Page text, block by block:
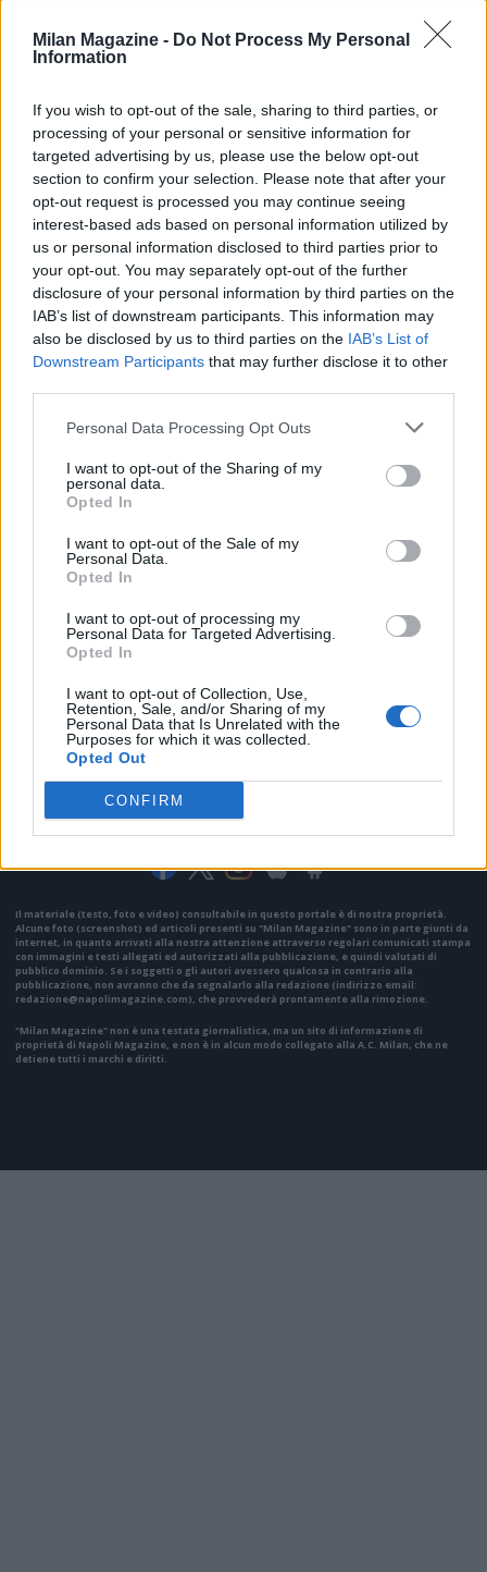
Milan Magazine - Do Not Process My Personal
Information
If you wish to opt-out of the sale, sharing to third parties, or
processing of your personal or sensitive information for
targeted advertising by us, please use the below opt-out
section to confirm your selection. Please note that after your
opt-out request is processed you may continue seeing
interest-based ads based on personal information utilized by
us or personal information disclosed to third parties prior to
your opt-out. You may separately opt-out of the further
disclosure of your personal information by third parties on the
IAB’s list of downstream participants. This information may
also be disclosed by us to third parties on the IAB’s List of
Downstream Participants that may further disclose it to other
Personal Data Processing Opt Outs
I want to opt-out of the Sharing of my
personal data.
Opted In
I want to opt-out of the Sale of my
Personal Data.
Opted In
I want to opt-out of processing my
Personal Data for Targeted Advertising.
Opted In
I want to opt-out of Collection, Use,
Retention, Sale, and/or Sharing of my
Personal Data that Is Unrelated with the
Purposes for which it was collected.
Opted Out
CONFIRM
vinto 2 campionati portoghesi (nelle stagioni 2020/2021 e
2023/2024) e la supercoppa lusitana nel 2022. Il Milan
Come vi abbiamo raccontato, i rossoneri avevano manifestato
il loro interesse per Ralf Rangnick, un profilo d'esperienza per
l'assetto dirigenziale. L'attuale ct dell'Austria ha, tuttavia,
deciso di rinnovare con la nazionale fino al 2028, declinando di
fatto la proposta del Milan. A seguito del prolungamento del
contratto, l'allenatore ha raccontato in conferenza stampa la
situazione con i rossoneri. "C’è stato un primo contatto e si
sono tenuti dei colloqui. Tuttavia non c'era chiarezza" ha detto
Rangnick. E per la panchina? Dal Portogallo, l'indiziato
principale è Amorim. Come vi abbiamo raccontato, i rossoneri
non hanno inserito in lista solo l'ex United. Il club, infatti, ha
valutato Oliver Glasner - reduce dall'esperienza al Crystal
Palace - e Matthias Jaissle dell'Al-Alhi
Fonte: Gianlucadimarzio.com
VAI ALLA VERSIONE CLASSICA
Il materiale (testo, foto e video) consultabile in questo portale è di nostra proprietà.
Alcune foto (screenshot) ed articoli presenti su "Milan Magazine" sono in parte giunti da
internet, in quanto arrivati alla nostra attenzione attraverso regolari comunicati stampa
con immagini e testi allegati ed autorizzati alla pubblicazione, e quindi valutati di
pubblico dominio. Se i soggetti o gli autori avessero qualcosa in contrario alla
pubblicazione, non avranno che da segnalarlo alla redazione (indirizzo email:
redazione@napolimagazine.com), che provvederà prontamente alla rimozione.
"Milan Magazine" non è una testata giornalistica, ma un sito di informazione di
proprietà di Napoli Magazine, e non è in alcun modo collegato alla A.C. Milan, che ne
detiene tutti i marchi e diritti.